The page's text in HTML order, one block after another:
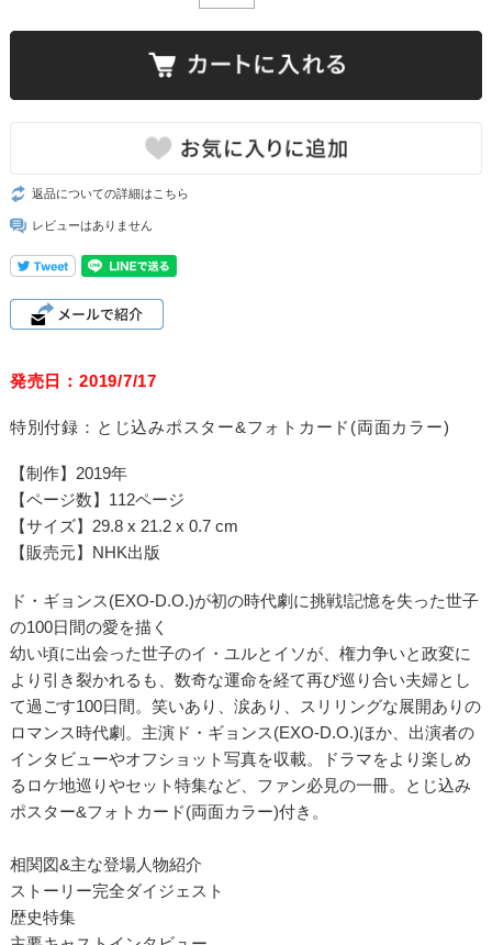
返品についての詳細はこちら
レビューはありません
発売日：2019/7/17
特別付録：とじ込みポスター&フォトカード(両面カラー)
【制作】2019年
【ページ数】112ページ
【サイズ】29.8 x 21.2 x 0.7 cm
【販売元】NHK出版
ド・ギョンス(EXO-D.O.)が初の時代劇に挑戦!記憶を失った世子
の100日間の愛を描く
幼い頃に出会った世子のイ・ユルとイソが、権力争いと政変に
より引き裂かれるも、数奇な運命を経て再び巡り合い夫婦とし
て過ごす100日間。笑いあり、涙あり、スリリングな展開ありの
ロマンス時代劇。主演ド・ギョンス(EXO-D.O.)ほか、出演者の
インタビューやオフショット写真を収載。ドラマをより楽しめ
るロケ地巡りやセット特集など、ファン必見の一冊。とじ込み
ポスター&フォトカード(両面カラー)付き。
相関図&主な登場人物紹介
ストーリー完全ダイジェスト
歴史特集